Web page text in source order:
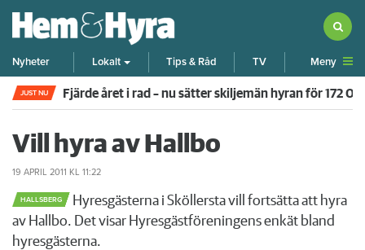
Nyheter Lokalt Tips & Råd TV Meny
JUST NU Fjärde året i rad – nu sätter skiljemän hyran för 172
Vill hyra av Hallbo
19 APRIL 2011 KL 11:22
HALLSBERG
Hyresgästerna i Sköllersta vill fortsätta att hyra
av Hallbo. Det visar Hyresgästföreningens enkät bland
hyresgästerna.